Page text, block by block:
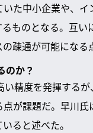
た中小企業や、
ものとなる。互い
疎通が可能になる
のか？
精度を発揮する
が課題だ。早川
ると述べた。